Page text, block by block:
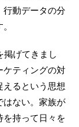
行動データの分
掲げてきまし
ケティングの対
えるという思想
はない。家族が
を持って日々を